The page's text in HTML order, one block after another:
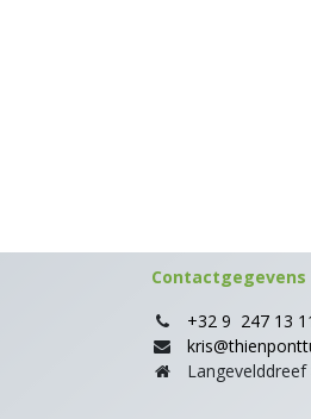
Contactgegevens
+32 9 247 13